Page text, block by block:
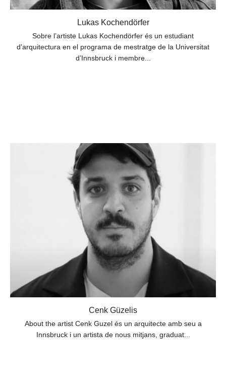
Lukas Kochendörfer
Sobre l’artiste Lukas Kochendörfer és un estudiant
d’arquitectura en el programa de mestratge de la Universitat
d’Innsbruck i membre...
Cenk Güzelis
About the artist Cenk Guzel és un arquitecte amb seu a
Innsbruck i un artista de nous mitjans, graduat...